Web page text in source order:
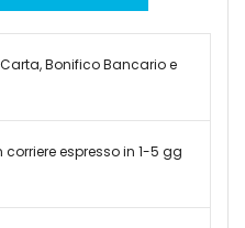
Bonifico Bancario e
espresso in 1-5 gg